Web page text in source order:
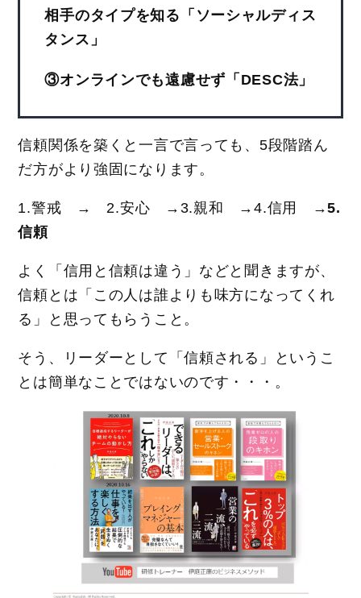
相手のタイプを知る「ソーシャルディス
タンス」
③オンラインでも遠慮せず「DESC法」
信頼関係を築くと一言で言っても、5段階踏ん
だ方がより強固になります。
1.警戒 → 2.安心 →3.親和 →4.信用 →5.
信頼
よく「信用と信頼は違う」などと聞きますが、
信頼とは「この人は誰よりも味方になってくれ
る」と思ってもらうこと。
そう、リーダーとして「信頼される」というこ
とは簡単なことではないのです・・・。